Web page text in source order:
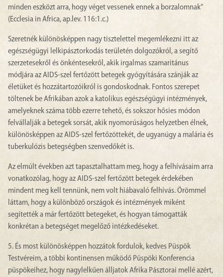
minden eszközt arra, hogy véget vessenek ennek a borzalomnak”
(Ecclesia in Africa, ap.lev. 116:1.c.)
Szeretnék különösképpen nagy tisztelettel megemlékezni itt az
egészségügyi lelkipásztorkodás területén dolgozókról, a segítő
szerzetesekről és önkéntesekről, akik irgalmas szamaritánus
módjára az AIDS-szel fertőzött betegek gyógyítására szánják az
életüket és hozzátartozóikról is gondoskodnak. Fontos szerepet
töltenek be Afrikában azok a katolikus egészségügyi intézmények,
amelyeknek száma több ezerre tehető, és sokszor hősies módon
felvállalják a betegek sorsát, akik nyomorúságos helyzetben élnek,
különösképpen az AIDS-szel fertőzöttekét, de ugyanúgy a malária és
tuberkulózis betegségben szenvedőkét is.
Az elmúlt években azt tapasztalhattam meg, hogy a felhívásaim arra
vonatkozólag, hogy az AIDS-szel fertőzött betegek érdekében
mindent meg kell tennünk, nem volt hiábavaló felhívás. Örömmel
láttam, hogy a különböző országok és intézmények miként
segítették a már fertőzött betegeket, és hogyan támogatták
konkrétan a betegséget megelőző intézkedéseket.
5. És most különösképpen hozzátok fordulok, kedves Püspök
Testvéreim, a többi kontinensen működő Püspöki Konferencia
püspökeihez, hogy nagylelkűen álljatok Afrika Pásztorai mellé azért,